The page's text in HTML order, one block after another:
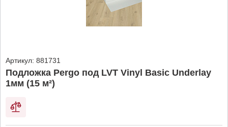
Артикул: 881731
Подложка Pergo под LVT Vinyl Basic Underlay
1мм (15 м²)